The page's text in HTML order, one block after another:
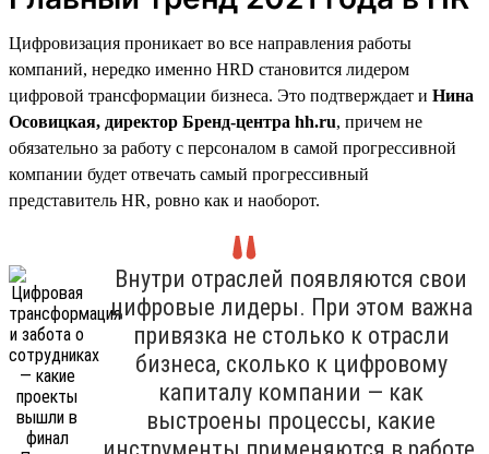
Цифровизация проникает во все направления работы
компаний, нередко именно HRD становится лидером
цифровой трансформации бизнеса. Это подтверждает и Нина
Осовицкая, директор Бренд-центра hh.ru, причем не
обязательно за работу с персоналом в самой прогрессивной
компании будет отвечать самый прогрессивный
представитель HR, ровно как и наоборот.
Внутри отраслей появляются свои
цифровые лидеры. При этом важна
привязка не столько к отрасли
бизнеса, сколько к цифровому
капиталу компании — как
выстроены процессы, какие